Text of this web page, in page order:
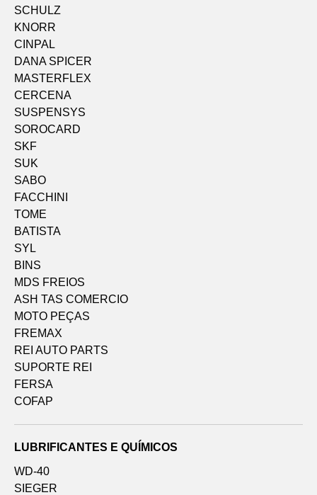
SCHULZ
KNORR
CINPAL
DANA SPICER
MASTERFLEX
CERCENA
SUSPENSYS
SOROCARD
SKF
SUK
SABO
FACCHINI
TOME
BATISTA
SYL
BINS
MDS FREIOS
ASH TAS COMERCIO
MOTO PEÇAS
FREMAX
REI AUTO PARTS
SUPORTE REI
FERSA
COFAP
LUBRIFICANTES E QUÍMICOS
WD-40
SIEGER